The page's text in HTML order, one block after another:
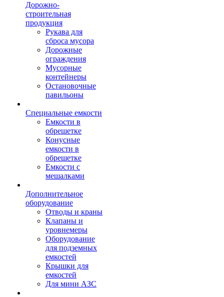
Дорожно-
строительная
продукция
Рукава для
сброса мусора
Дорожные
ограждения
Мусорные
контейнеры
Остановочные
павильоны
Специальные емкости
Емкости в
обрешетке
Конусные
емкости в
обрешетке
Емкости с
мешалками
Дополнительное
оборудование
Отводы и краны
Клапаны и
уровнемеры
Оборудование
для подземных
емкостей
Крышки для
емкостей
Для мини АЗС